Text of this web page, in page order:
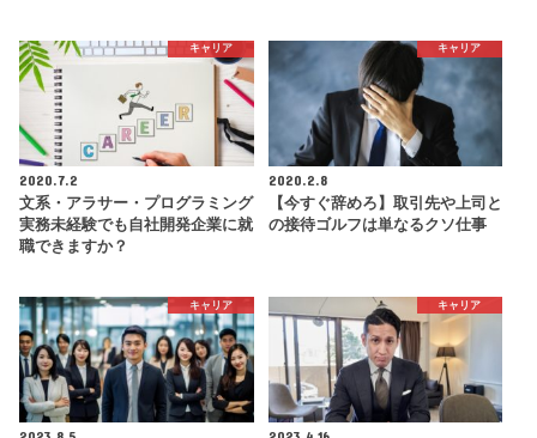
キャリア
2020.7.2
文系・アラサー・プログラミング
実務未経験でも自社開発企業に就
職できますか？
キャリア
2020.2.8
【今すぐ辞めろ】取引先や上司と
の接待ゴルフは単なるクソ仕事
キャリア キャリア